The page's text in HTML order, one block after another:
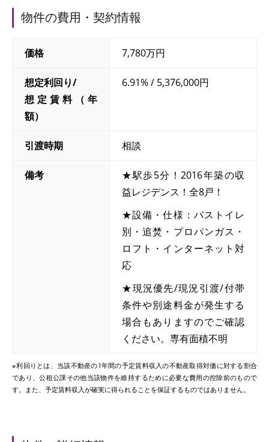
物件の費用・契約情報
価格 7,780万円
想定利回り/
想定賃料（年
額）
6.91% / 5,376,000円
引渡時期 相談
備考
★駅歩5分！2016年築の収
益レジデンス！全8戸！
★設備・仕様：バストイレ
別・追焚・プロパンガス・
ロフト・インターネット対
応
★現況優先/現況引渡/付帯
条件や別途料金が発生する
場合もありますのでご確認
ください。専有面積不明
※利回りとは、当該不動産の1年間の予定賃料収入の不動産取得対価に対する割合
であり、公租公課その他当該物件を維持するために必要な費用の控除前のもので
す。また、予定賃料収入が確実に得られることを保証するものではありません。